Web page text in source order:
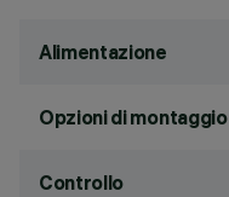
Alimentazione
Opzioni di montaggio
Controllo